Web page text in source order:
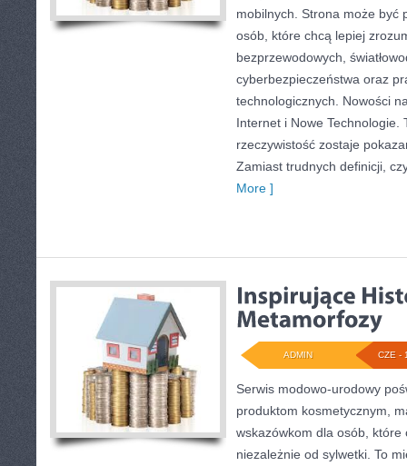
mobilnych. Strona może być
osób, które chcą lepiej
bezprzewodowych,
cyberbezpieczeństwa oraz
technologicznych. Nowości
Internet i Nowe Technologie.
rzeczywistość zostaje
Zamiast trudnych definicji,
More ]
CZE -
ADMIN
Serwis modowo-urodowy
produktom kosmetycznym,
wskazówkom dla osób, które
niezależnie od sylwetki. To